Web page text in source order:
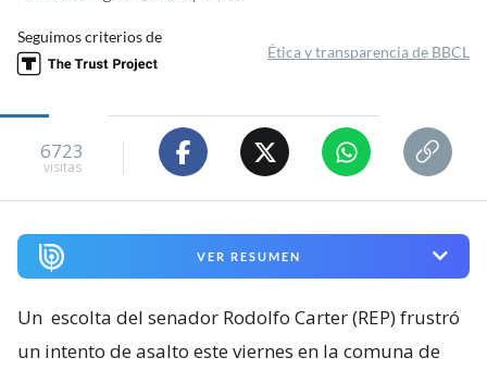
Seguimos criterios de
Ética y transparencia de BBCL
6723
visitas
VER RESUMEN
Un escolta del senador Rodolfo Carter (REP) frustró
un intento de asalto este viernes en la comuna de